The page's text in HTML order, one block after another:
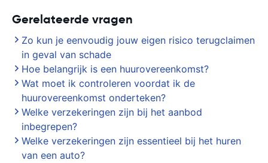
Gerelateerde vragen
Zo kun je eenvoudig jouw eigen risico terugclaimen
in geval van schade
Hoe belangrijk is een huurovereenkomst?
Wat moet ik controleren voordat ik de
huurovereenkomst onderteken?
Welke verzekeringen zijn bij het aanbod
inbegrepen?
Welke verzekeringen zijn essentieel bij het huren
van een auto?